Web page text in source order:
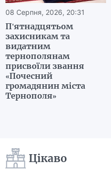
08 Серпня, 2026, 20:31
П'ятнадцятьом
захисникам та
видатним
тернополянам
присвоїли звання
«Почесний
громадянин міста
Тернополя»
Цікаво